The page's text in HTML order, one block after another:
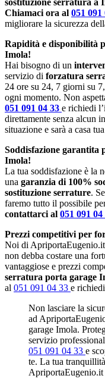
Chiamaci ora al 051 091
migliorare la sicurezza
Rapidità e disponibilità
Imola!
Hai bisogno di un
servizio di forzatura
24 ore su 24, 7 giorni su
ogni momento. Non
051 091 04 33 e richiedi
direttamente senza alcun
situazione e sarà a casa
Soddisfazione garantita
Imola!
La tua soddisfazione è la
una garanzia di 100%
sostituzione serrature.
faremo tutto il possibile
contattarci al 051 091 04
Prezzi competitivi per
Noi di
non debba costare una
vantaggiose e prezzi
serratura porta garage
al 051 091 04 33 e
Non lasciare la
ad
garage Imola.
servizio
051 091 04 33 e
te. La tua
ApriportaEugenio.it